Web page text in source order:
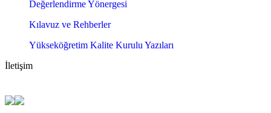
Değerlendirme Yönergesi
Kılavuz ve Rehberler
Yükseköğretim Kalite Kurulu Yazıları
İletişim